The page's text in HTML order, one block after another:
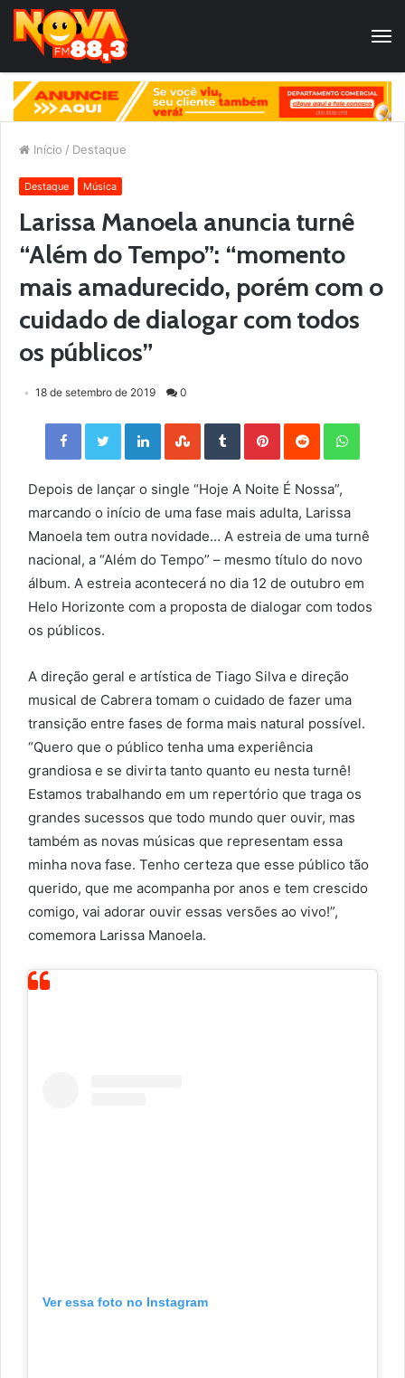
Início / Destaque
Destaque Música
Larissa Manoela anuncia turnê
“Além do Tempo”: “momento
mais amadurecido, porém com o
cuidado de dialogar com todos
os públicos”
18 de setembro de 2019 0
Facebook Twitter LinkedIn StumbleUpon Tumblr Pinterest Reddit
Depois de lançar o single “Hoje A Noite É Nossa”,
marcando o início de uma fase mais adulta, Larissa
Manoela tem outra novidade… A estreia de uma turnê
nacional, a “Além do Tempo” – mesmo título do novo
álbum. A estreia acontecerá no dia 12 de outubro em
Helo Horizonte com a proposta de dialogar com todos
os públicos.
A direção geral e artística de Tiago Silva e direção
musical de Cabrera tomam o cuidado de fazer uma
transição entre fases de forma mais natural possível.
“Quero que o público tenha uma experiência
grandiosa e se divirta tanto quanto eu nesta turnê!
Estamos trabalhando em um repertório que traga os
grandes sucessos que todo mundo quer ouvir, mas
também as novas músicas que representam essa
minha nova fase. Tenho certeza que esse público tão
querido, que me acompanha por anos e tem crescido
comigo, vai adorar ouvir essas versões ao vivo!”,
comemora Larissa Manoela.
Ver essa foto no Instagram